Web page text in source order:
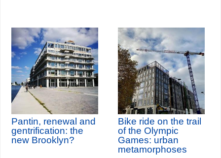
Pantin, renewal and
gentrification: the
new Brooklyn?
Bike ride on the trail
of the Olympic
Games: urban
metamorphoses